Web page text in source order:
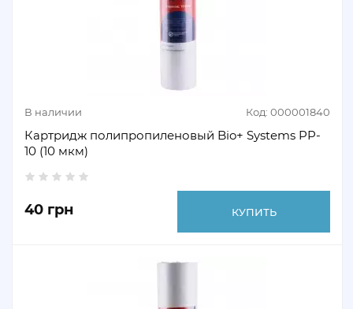
В наличии Код: 000001840
Картридж полипропиленовый Bio+ Systems PP-
10 (10 мкм)
40 грн КУПИТЬ